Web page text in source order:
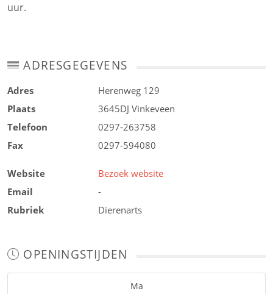
uur.
ADRESGEGEVENS
Adres
Herenweg 129
Plaats
3645DJ Vinkeveen
Telefoon
0297-263758
Fax
0297-594080
Website
Bezoek website
Email
-
Rubriek
Dierenarts
OPENINGSTIJDEN
Ma